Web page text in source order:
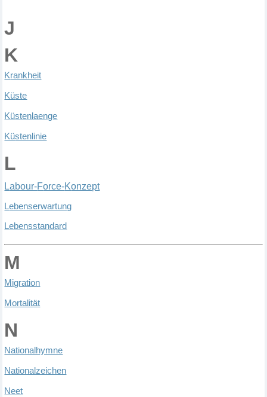
J
K
Krankheit
Küste
Küstenlaenge
Küstenlinie
L
Labour-Force-Konzept
Lebenserwartung
Lebensstandard
M
M igration
Mortalität
N
Nationalhymne
Nationalzeichen
Neet